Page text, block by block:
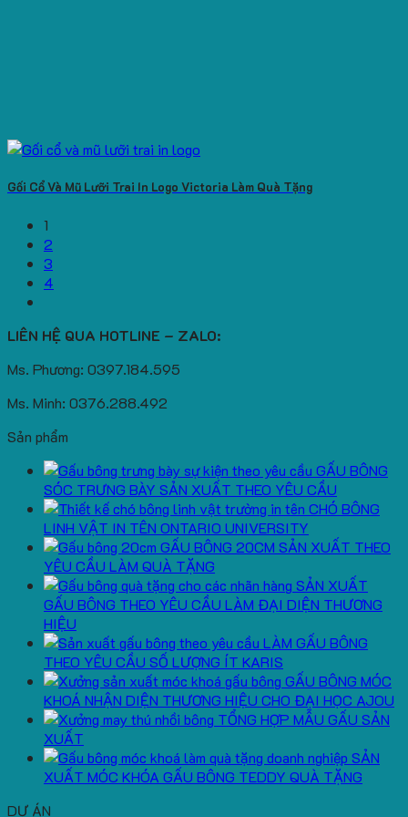
Gối Cổ Và Mũ Lưỡi Trai In Logo Victoria Làm Quà Tặng
1
2
3
4
LIÊN HỆ QUA HOTLINE – ZALO:
Ms. Phương: 0397.184.595
Ms. Minh: 0376.288.492
Sản phẩm
GẤU BÔNG
SÓC TRƯNG BÀY SẢN XUẤT THEO YÊU CẦU
CHÓ BÔNG
LINH VẬT IN TÊN ONTARIO UNIVERSITY
GẤU BÔNG 20CM SẢN XUẤT THEO
YÊU CẦU LÀM QUÀ TẶNG
SẢN XUẤT
GẤU BÔNG THEO YÊU CẦU LÀM ĐẠI DIỆN THƯƠNG
HIỆU
LÀM GẤU BÔNG
THEO YÊU CẦU SỐ LƯỢNG ÍT KARIS
GẤU BÔNG MÓC
KHOÁ NHẬN DIỆN THƯƠNG HIỆU CHO ĐẠI HỌC AJOU
TỔNG HỢP MẪU GẤU SẢN
XUẤT
SẢN
XUẤT MÓC KHÓA GẤU BÔNG TEDDY QUÀ TẶNG
DỰ ÁN